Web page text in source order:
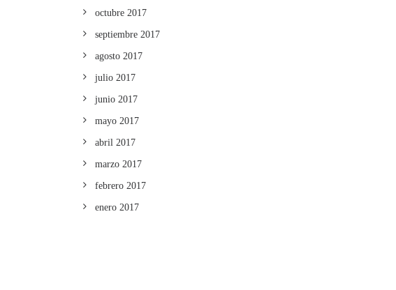
octubre 2017
septiembre 2017
agosto 2017
julio 2017
junio 2017
mayo 2017
abril 2017
marzo 2017
febrero 2017
enero 2017